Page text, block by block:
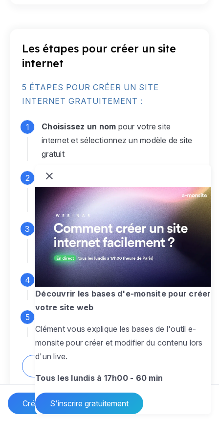
Créer un site Internet
Les étapes pour créer un site
internet
5 ÉTAPES POUR CRÉER UN SITE
INTERNET GRATUITEMENT :
Choisissez un nom pour votre site
internet et sélectionnez un modèle de site
gratuit
Connectez-vous
monsite gratuit pour accéder à votre
espace d'administration
Personnalisez entièrement le
designpour créer un site web sur-mesure,
à votre image
Ajoutez des pagessans limite pour
présenter votre activité, votre passion
pour rendre votre site dynamique
Découvrir les bases d'e-monsite pour créer
votre site web
Clément vous explique les bases de l'outil e-
monsite pour créer et modifier du contenu lors
d'un live.
Tous les lundis à 17h00 - 60 min
S'inscrire gratuitement